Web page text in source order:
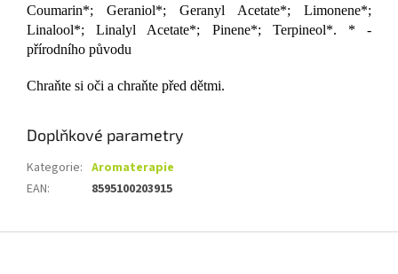
Coumarin*; Geraniol*; Geranyl Acetate*; Limonene*;
Linalool*; Linalyl Acetate*; Pinene*; Terpineol*. * -
přírodního původu
Chraňte si oči a chraňte před dětmi.
Doplňkové parametry
Kategorie: Aromaterapie
EAN: 8595100203915